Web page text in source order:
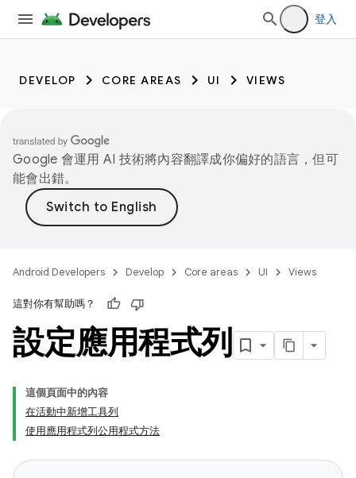
登入
DEVELOP CORE AREAS UI VIEWS
Google 會運用 AI 技術將內容翻譯成你偏好的語言，但可
能會出錯。
Android Developers Develop Core areas UI Views
這對你有幫助嗎？
設定應用程式列
這個頁面中的內容
在活動中新增工具列
使用應用程式列公用程式方法